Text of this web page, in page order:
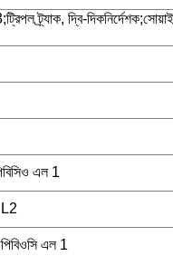
ট্র্যাক, দ্বি-
এল 1
এল 1